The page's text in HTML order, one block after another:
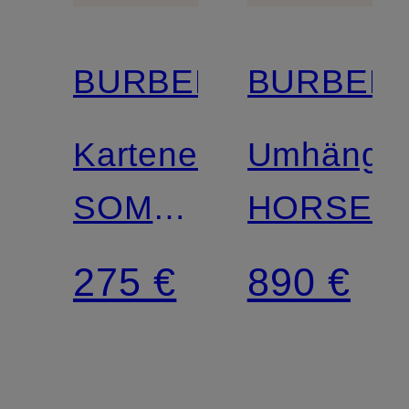
BURBERRY
Kartenetui
SOMERSET
mit
Münzfach
275 € 890 €